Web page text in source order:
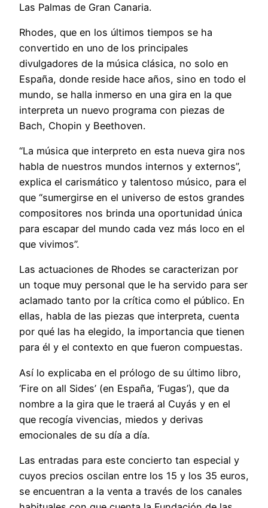
Las Palmas de Gran Canaria.
Rhodes, que en los últimos tiempos se ha
convertido en uno de los principales
divulgadores de la música clásica, no solo en
España, donde reside hace años, sino en todo el
mundo, se halla inmerso en una gira en la que
interpreta un nuevo programa con piezas de
Bach, Chopin y Beethoven.
“La música que interpreto en esta nueva gira nos
habla de nuestros mundos internos y externos”,
explica el carismático y talentoso músico, para el
que “sumergirse en el universo de estos grandes
compositores nos brinda una oportunidad única
para escapar del mundo cada vez más loco en el
que vivimos”.
Las actuaciones de Rhodes se caracterizan por
un toque muy personal que le ha servido para ser
aclamado tanto por la crítica como el público. En
ellas, habla de las piezas que interpreta, cuenta
por qué las ha elegido, la importancia que tienen
para él y el contexto en que fueron compuestas.
Así lo explicaba en el prólogo de su último libro,
‘Fire on all Sides’ (en España, ‘Fugas’), que da
nombre a la gira que le traerá al Cuyás y en el
que recogía vivencias, miedos y derivas
emocionales de su día a día.
Las entradas para este concierto tan especial y
cuyos precios oscilan entre los 15 y los 35 euros,
se encuentran a la venta a través de los canales